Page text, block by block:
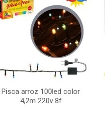
Pisca arroz 100led color
4,2m 220v 8f